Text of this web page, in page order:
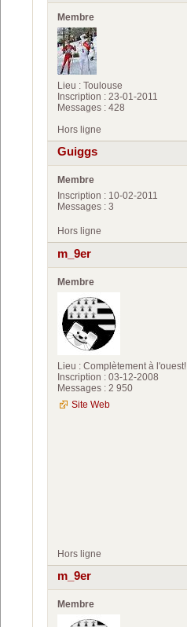
Membre
Lieu : Toulouse
Inscription : 23-01-2011
Messages : 428
Hors ligne
Guiggs
Membre
Inscription : 10-02-2011
Messages : 3
Hors ligne
m_9er
Membre
Lieu : Complètement à l'ouest!
Inscription : 03-12-2008
Messages : 2 950
Site Web
Hors ligne
m_9er
Membre